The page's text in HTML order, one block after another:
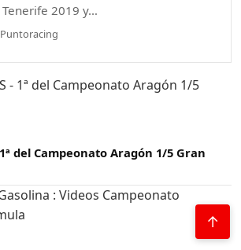
2019 y…
Puntoracing
1ª del Campeonato Aragón 1/5 Gran
↑